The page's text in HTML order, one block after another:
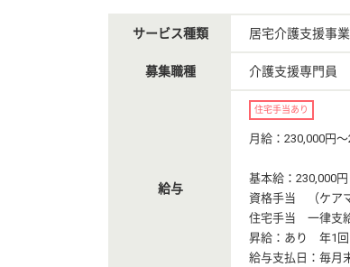
サービス種類 居宅介護支援事
募集職種 介護支援専門員
給与
住宅手当あり
月給：230,000円〜
基本給：230,000円
資格手当 （ケア
住宅手当 一律支
昇給：あり 年1回
給与支払日：毎